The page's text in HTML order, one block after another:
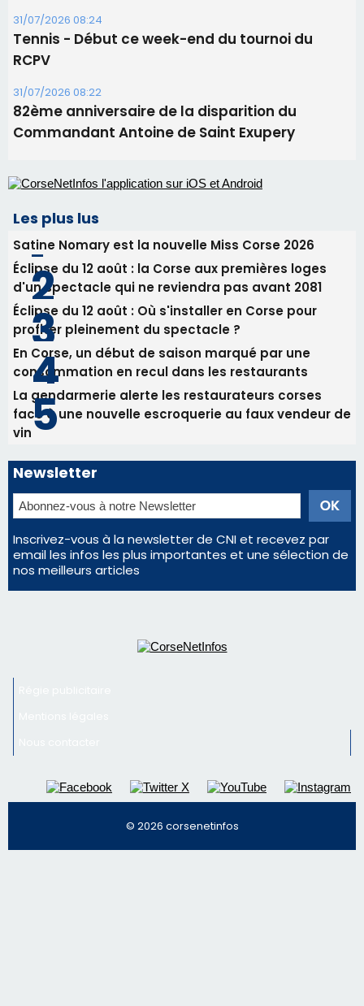
31/07/2026 08:24
Tennis - Début ce week-end du tournoi du
RCPV
31/07/2026 08:22
82ème anniversaire de la disparition du
Commandant Antoine de Saint Exupery
Les plus lus
Satine Nomary est la nouvelle Miss Corse 2026
Éclipse du 12 août : la Corse aux premières loges
d'un spectacle qui ne reviendra pas avant 2081
Éclipse du 12 août : Où s'installer en Corse pour
profiter pleinement du spectacle ?
En Corse, un début de saison marqué par une
consommation en recul dans les restaurants
La gendarmerie alerte les restaurateurs corses
face à une nouvelle escroquerie au faux vendeur de
vin
Newsletter
Inscrivez-vous à la newsletter de CNI et recevez par
email les infos les plus importantes et une sélection de
nos meilleurs articles
© 2026 corsenetinfos